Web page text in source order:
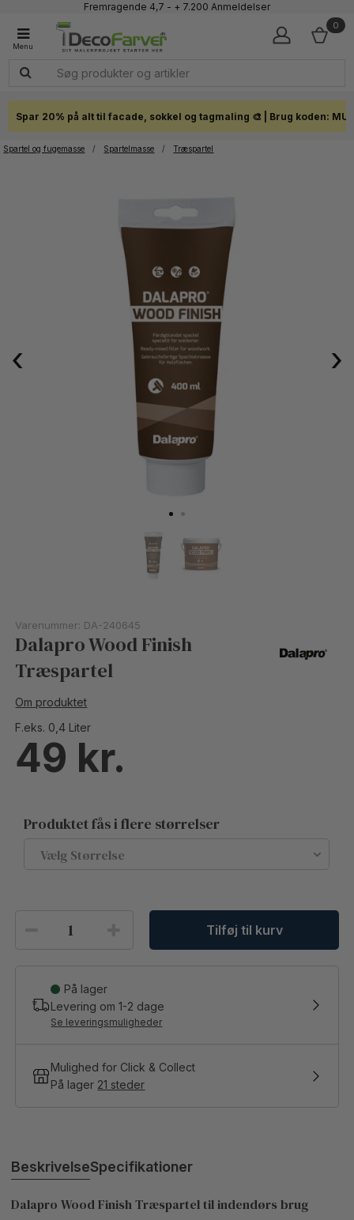
Fremragende 4,7 - + 7.200 Anmeldelser
1-3 dages levering
Click & Collect i hele landet
0
Spar 20% på alt til facade, sokkel og tagmaling 🎨 | Brug koden:
Spartel og fugemasse / Spartelmasse / Træspartel
‹ ›
Varenummer: DA-240645
Dalapro Wood Finish
Træspartel
Om produktet
F.eks. 0,4 Liter
49
Produktet fås i flere størrelser
Tilføj til kurv
På lager
Levering om1-2 dage
Se leveringsmuligheder
Mulighed for Click & Collect
På lager 21 steder
BeskrivelseSpecifikationer
Dalapro Wood Finish Træspartel til indendørs brug